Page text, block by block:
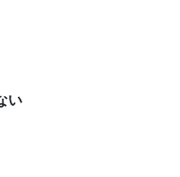
い